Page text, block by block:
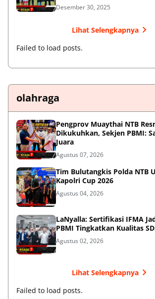
Desember 30, 2025
Lihat Selengkapnya
Failed to load posts.
olahraga
Pengprov Muaythai NTB
Dikukuhkan, Sekjen PBMI:
Juara
Agustus 07, 2026
Tim Bulutangkis Polda NTB
Kapolri Cup 2026
Agustus 04, 2026
LaNyalla: Sertifikasi IFMA
PBMI Tingkatkan Kualitas
Agustus 02, 2026
Lihat Selengkapnya
Failed to load posts.